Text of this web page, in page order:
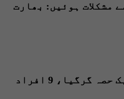
مشکلات ہوئیں: بھارت
بھارت میں پل کا ایک حصہ گرگیا، 9 افراد